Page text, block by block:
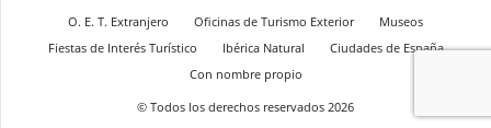
O. E. T. Extranjero Oficinas de Turismo Exterior
Museos
Fiestas de Interés Turístico
Ibérica Natural
Ciudades de España
Con nombre propio
© Todos los derechos reservados 2026